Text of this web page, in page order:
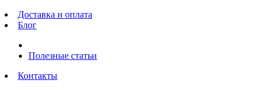
Доставка и оплата
Блог
Полезные статьи
Контакты